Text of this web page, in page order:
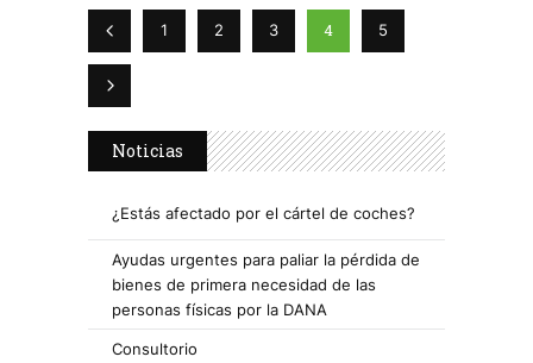
1 2 3 4 5
Noticias
¿Estás afectado por el cártel de coches?
Ayudas urgentes para paliar la pérdida de
bienes de primera necesidad de las
personas físicas por la DANA
Consultorio